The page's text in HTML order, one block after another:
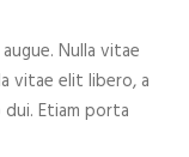
Nulla vitae
vitae elit libero, a
Etiam porta